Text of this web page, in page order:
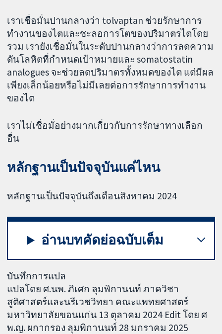
เราเชื่อมั่นปานกลางว่า tolvaptan ช่วยรักษาการ
ทำงานของไตและชะลอการโตของปริมาตรไตโดย
รวม เรายังเชื่อมั่นในระดับปานกลางว่าการลดความ
ดันโลหิตที่กำหนดเป้าหมายและ somatostatin
analogues จะช่วยลดปริมาตรทั้งหมดของไต แต่มีผล
เพียงเล็กน้อยหรือไม่มีเลยต่อการรักษาการทำงาน
ของไต
เราไม่เชื่อมั่อย่างมากเกี่ยวกับการรักษาทางเลือก
อื่น
หลักฐานเป็นปัจจุบันแค่ไหน
หลักฐานเป็นปัจจุบันถึงเดือนสิงหาคม 2024
อ่านบทคัดย่อฉบับเต็ม
บันทึกการแปล
แปลโดย ศ.นพ. ภิเศก ลุมพิกานนท์ ภาควิชา
สูติศาสตร์และนรีเวชวิทยา คณะแพทยศาสตร์
มหาวิทยาลัยขอนแก่น 13 ตุลาคม 2024 Edit โดย ศ
พ.ญ. ผกากรอง ลุมพิกานนท์ 28 มกราคม 2025